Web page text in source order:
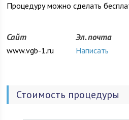
Процедуру можно сделать
Сайт
www.vgb-1.ru
Эл. почта
Написать
Стоимость процедуры